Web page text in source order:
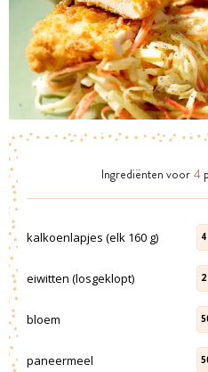
Ingrediënten voor 4
kalkoenlapjes (elk 160 g) 4
eiwitten (losgeklopt) 2
bloem
paneermeel